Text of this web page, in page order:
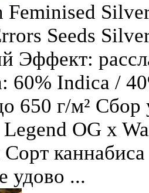
Seeds
Эффект:
60% Indica /
650 г/м² Сбор
Legend OG x
удово ...